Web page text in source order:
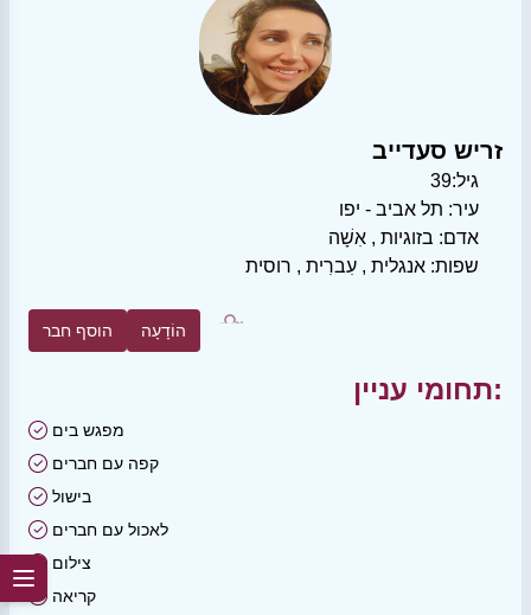
זריש סעדייב
גיל:39
עיר: תל אביב - יפו
אדם: בזוגיות , אִשָׁה
שפות: אנגלית , עִברִית , רוסית
הוסף חבר הוֹדָעָה
תחומי עניין:
מפגש בים
קפה עם חברים
בישול
לאכול עם חברים
צילום
קריאה